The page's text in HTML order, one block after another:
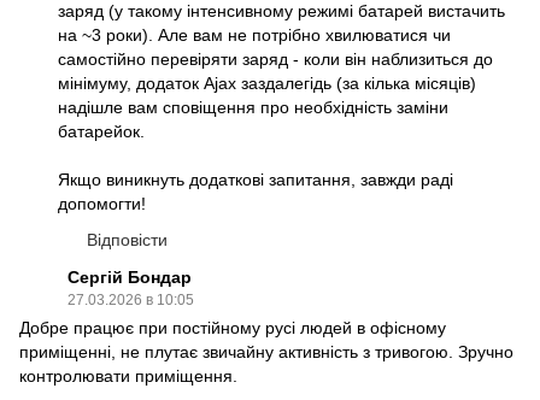
заряд (у такому інтенсивному режимі батарей вистачить
на ~3 роки). Але вам не потрібно хвилюватися чи
самостійно перевіряти заряд - коли він наблизиться до
мінімуму, додаток Ajax заздалегідь (за кілька місяців)
надішле вам сповіщення про необхідність заміни
батарейок.
Якщо виникнуть додаткові запитання, завжди раді
допомогти!
Відповісти
Сергій Бондар
27.03.2026 в 10:05
Добре працює при постійному русі людей в офісному
приміщенні, не плутає звичайну активність з тривогою. Зручно
контролювати приміщення.